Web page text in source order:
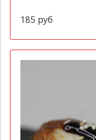
185 руб